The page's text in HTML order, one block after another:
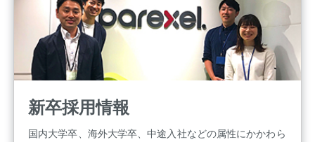
新卒採用情報
国内大学卒、海外大学卒、中途入社などの属性にかかわら